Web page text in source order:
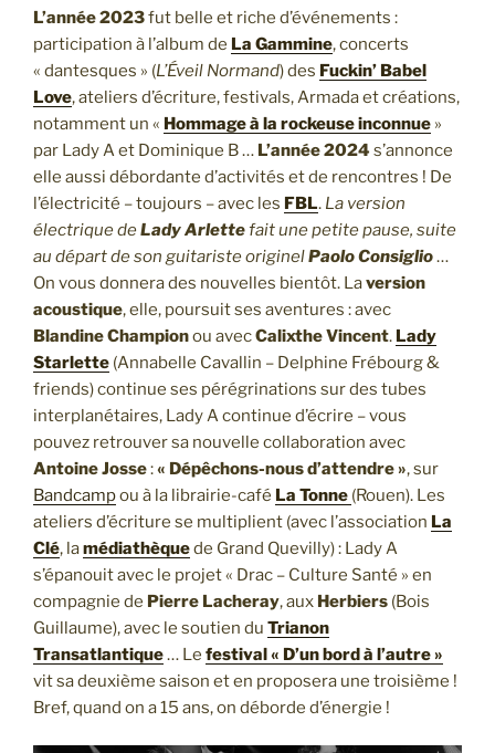
L’année 2023fut belle et riche d’événements :
participation à l’album de La Gammine, concerts
« dantesques » (L’Éveil Normand) des Fuckin’ Babel
Love, ateliers d’écriture, festivals, Armada et créations,
notamment un « Hommage à la rockeuse inconnue »
par Lady A et Dominique B … L’année 2024 s’annonce
elle aussi débordante d’activités et de rencontres ! De
l’électricité – toujours – avec les FBL. La version
électrique deLady Arlettefait une petite pause, suite
au départ de son guitariste originelPaolo Consiglio…
On vous donnera des nouvelles bientôt. Laversion
acoustique, elle, poursuit ses aventures : avec
Blandine Championou avecCalixthe Vincent. Lady
Starlette (Annabelle Cavallin – Delphine Frébourg &
friends) continue ses pérégrinations sur des tubes
interplanétaires, Lady A continue d’écrire – vous
pouvez retrouver sa nouvelle collaboration avec
Antoine Josse:« Dépêchons-nous d’attendre », sur
Bandcampou à la librairie-café La Tonne (Rouen). Les
ateliers d’écriture se multiplient (avec l’association La
Clé, lamédiathèquede Grand Quevilly) : Lady A
s’épanouit avec le projet « Drac – Culture Santé » en
compagnie de Pierre Lacheray, aux Herbiers (Bois
Guillaume), avec le soutien du Trianon
Transatlantique… Le festival « D’un bord à l’autre »
vit sa deuxième saison et en proposera une troisième !
Bref, quand on a 15 ans, on déborde d’énergie !